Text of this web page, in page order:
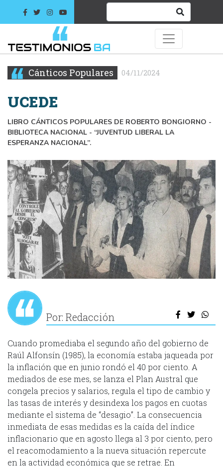
Cánticos Populares 04/11/2024
UCEDE
LIBRO CÁNTICOS POPULARES DE ROBERTO BONGIORNO -
BIBLIOTECA NACIONAL - “JUVENTUD LIBERAL LA
ESPERANZA NACIONAL”.
Por: Redacción
Cuando promediaba el segundo año del gobierno de
Raúl Alfonsín (1985), la economía estaba jaqueada por
la inflación que en junio rondó el 40 por ciento. A
mediados de ese mes, se lanza el Plan Austral que
congela precios y salarios, regula el tipo de cambio y
las tasas de interés y desindexa los pagos en cuotas
mediante el sistema de “desagio”. La consecuencia
inmediata de esas medidas es la caída del índice
inflacionario que en agosto llega al 3 por ciento, pero
el reacomodamiento a la nueva situación repercute
en la actividad económica que se retrae. En